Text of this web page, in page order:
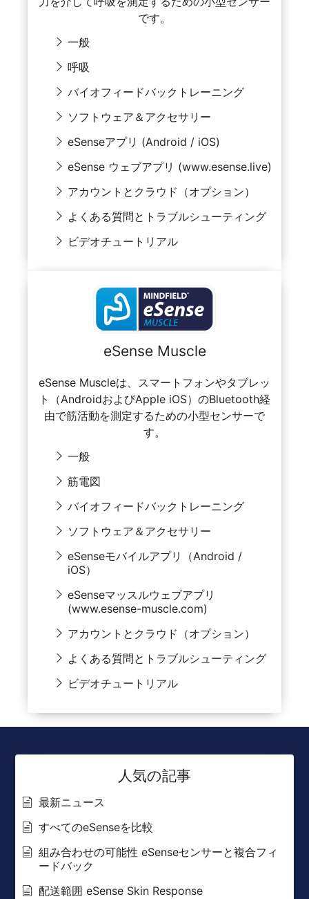
です。
一般
呼吸
バイオフィードバックトレーニング
ソフトウェア＆アクセサリー
eSenseアプリ (Android / iOS)
eSense ウェブアプリ (www.esense.live)
アカウントとクラウド（オプション）
よくある質問とトラブルシューティング
ビデオチュートリアル
eSense Muscle
eSense Muscleは、スマートフォンやタブレッ
ト（AndroidおよびApple iOS）のBluetooth経
由で筋活動を測定するための小型センサーで
す。
一般
筋電図
バイオフィードバックトレーニング
ソフトウェア＆アクセサリー
eSenseモバイルアプリ（Android /
iOS）
eSenseマッスルウェブアプリ
(www.esense-muscle.com)
アカウントとクラウド（オプション）
よくある質問とトラブルシューティング
ビデオチュートリアル
人気の記事
最新ニュース
すべてのeSenseを比較
組み合わせの可能性 eSenseセンサーと複合フィ
ードバック
配送範囲 eSense Skin Response